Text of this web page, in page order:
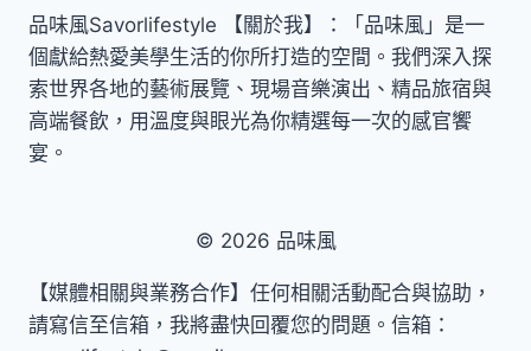
品味風Savorlifestyle 【關於我】：「品味風」是一
個獻給熱愛美學生活的你所打造的空間。我們深入探
索世界各地的藝術展覽、現場音樂演出、精品旅宿與
高端餐飲，用溫度與眼光為你精選每一次的感官饗
宴。
© 2026 品味風
【媒體相關與業務合作】任何相關活動配合與協助，
請寫信至信箱，我將盡快回覆您的問題。信箱：